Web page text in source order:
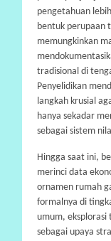
pengetahuan
bentuk perupaan
memungkinkan
tradisional di
Penyelidikan
langkah krusial
hanya sekadar
sebagai sistem
Hingga saat ini,
merinci data
ornamen rumah
formalnya di
umum, eksplorasi
sebagai upaya